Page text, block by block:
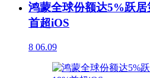
鸿蒙全球份额达5%跃
首超iOS
8 06.09